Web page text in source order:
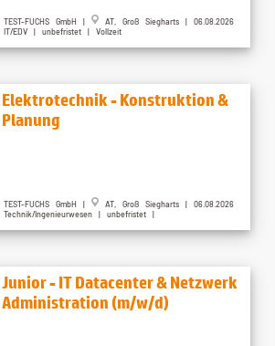
TEST-FUCHS GmbH |
AT, Groß Siegharts | 06.08.2026
IT/EDV | unbefristet | Vollzeit
Elektrotechnik - Konstruktion &
Planung
TEST-FUCHS GmbH |
AT, Groß Siegharts | 06.08.2026
Technik/Ingenieurwesen | unbefristet |
Junior - IT Datacenter & Netzwerk
Administration (m/w/d)